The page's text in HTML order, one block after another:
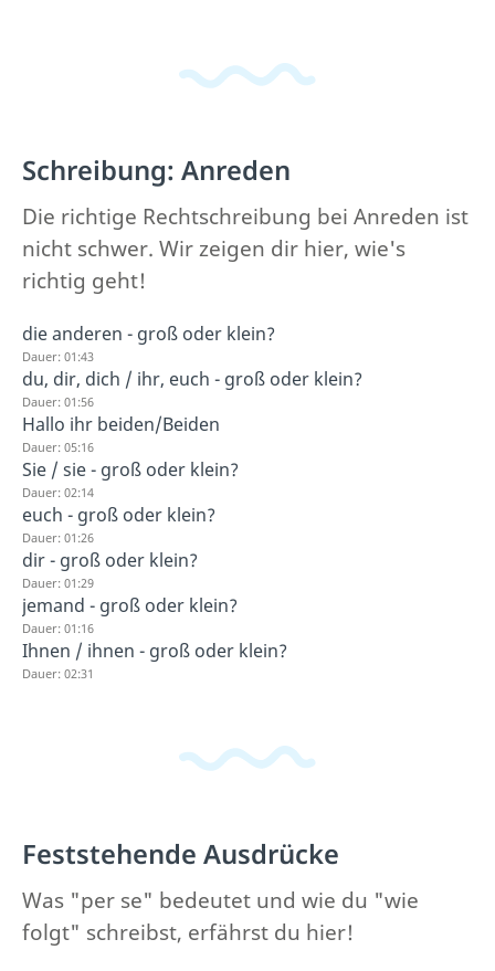
Schreibung: Anreden
Die richtige Rechtschreibung bei Anreden ist
nicht schwer. Wir zeigen dir hier, wie's
richtig geht!
die anderen - groß oder klein?
Dauer: 01:43
du, dir, dich / ihr, euch - groß oder klein?
Dauer: 01:56
Hallo ihr beiden/Beiden
Dauer: 05:16
Sie / sie - groß oder klein?
Dauer: 02:14
euch - groß oder klein?
Dauer: 01:26
dir - groß oder klein?
Dauer: 01:29
jemand - groß oder klein?
Dauer: 01:16
Ihnen / ihnen - groß oder klein?
Dauer: 02:31
Feststehende Ausdrücke
Was "per se" bedeutet und wie du "wie
folgt" schreibst, erfährst du hier!